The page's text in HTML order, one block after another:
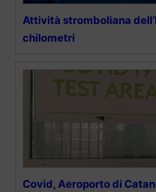
Attività stromboliana
chilometri
Covid, Aeroporto di